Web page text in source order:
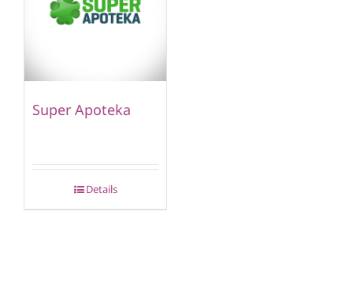
Super Apoteka
Details